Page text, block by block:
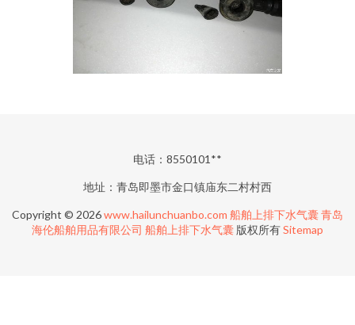
电话：8550101**
地址：青岛即墨市金口镇庙东二村村西
Copyright © 2026www.hailunchuanbo.com 船舶上排下水气囊青岛
海伦船舶用品有限公司 船舶上排下水气囊 版权所有Sitemap